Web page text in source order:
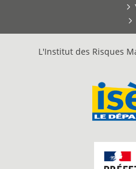
L'Institut des Risques